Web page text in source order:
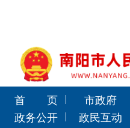
首 页 市政府
政务公开
政民互动